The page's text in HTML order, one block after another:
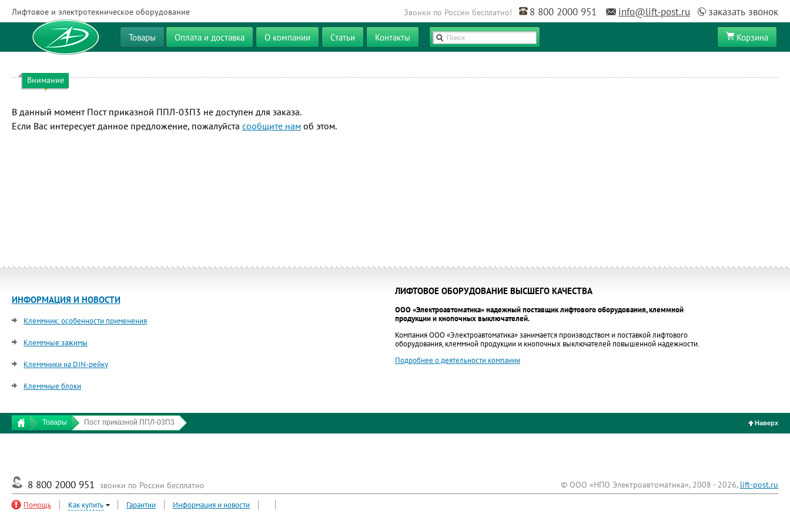
Лифтовое и электротехническое оборудование Звонки по России бесплатно! 8 800 2000 951 info@lift-post.ru заказать звонок
Товары Оплата и доставка О компании Статьи Контакты Поиск Корзина
Внимание
В данный момент Пост приказной ППЛ-03П3 не доступен для заказа.
Если Вас интересует данное предложение, пожалуйста сообщите нам об этом.
ИНФОРМАЦИЯ И НОВОСТИ
Клеммник: особенности применения
Клеммные зажимы
Клеммники на DIN-рейку
Клеммные блоки
ЛИФТОВОЕ ОБОРУДОВАНИЕ ВЫСШЕГО КАЧЕСТВА
ООО «Электроавтоматика» надежный поставщик лифтового оборудования, клеммной
продукции и кнопочных выключателей.
Компания ООО «Электроавтоматика» занимается производством и поставкой лифтового
оборудования, клеммной продукции и кнопочных выключателей повышенной надежности.
Подробнее о деятельности компании
Товары Пост приказной ППЛ-03П3 Наверх
8 800 2000 951 звонки по России бесплатно © ООО «НПО Электроавтоматика», 2008 - 2026, lift-post.ru
Помощь Как купить Гарантии Информация и новости